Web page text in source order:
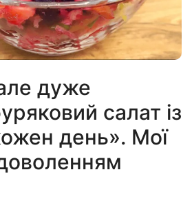
дуже
салат із
день». Мої